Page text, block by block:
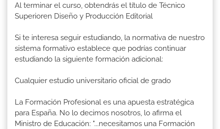
Al terminar el curso, obtendrás el título de Técnico
Superioren Diseño y Producción Editorial
Si te interesa seguir estudiando, la normativa de nuestro
sistema formativo establece que podrías continuar
estudiando la siguiente formación adicional:
Cualquier estudio universitario oficial de grado
La Formación Profesional es una apuesta estratégica
para España. No lo decimos nosotros, lo afirma el
Ministro de Educación: "...necesitamos una Formación